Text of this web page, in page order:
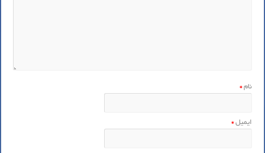
نام*
ایمیل*